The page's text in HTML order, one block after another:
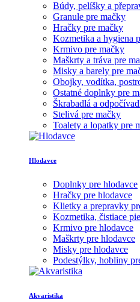
Búdy, pelíšky a
Granule pre mačky
Hračky pre mačky
Kozmetika a hygiena
Krmivo pre mačky
Maškrty a tráva pre
Misky a barely pre
Obojky, vodítka,
Ostatné doplnky pre
Škrabadlá a
Stelivá pre mačky
Toalety a lopatky pre
Hlodavce
Doplnky pre hlodavce
Hračky pre hlodavce
Klietky a prepravky
Kozmetika, čistiace
Krmivo pre hlodavce
Maškrty pre hlodavce
Misky pre hlodavce
Podestýlky, hobliny
Akvaristika